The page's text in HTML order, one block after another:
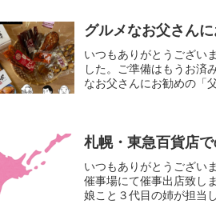
グルメなお父さん
いつもありがとうござい
した。ご準備はもうお済
なお父さんにお勧めの「
札幌・東急百貨店
いつもありがとうござい
催事場にて催事出店致し
娘こと３代目の姉が担当